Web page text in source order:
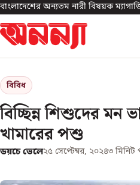
বাংলাদেশের অন্যতম নারী বিষয়ক
বিবিধ
বিচ্ছিন্ন শিশুদের মন
খামারের পশু
ডয়চে ভেলে২৫ সেপ্টেম্বর, ২০২৪৩ মিনিট